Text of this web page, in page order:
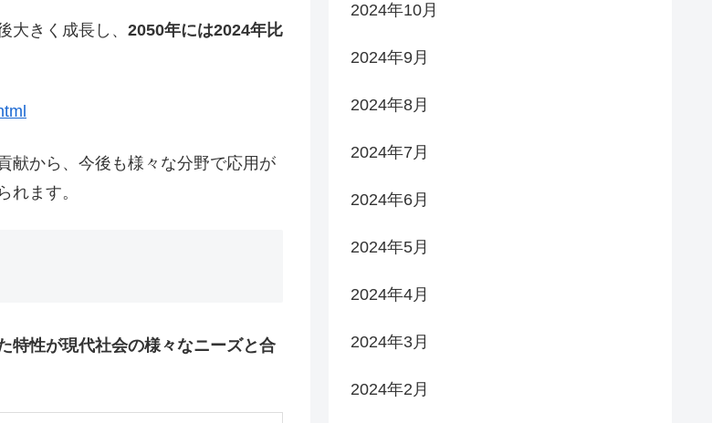
きく成長し、 2050年には2024年比
献から、今後も様々な分野で応用が
れます。
特性が現代社会の様々なニーズと合
2024年10月
2024年9月
2024年8月
2024年7月
2024年6月
2024年5月
2024年4月
2024年3月
2024年2月